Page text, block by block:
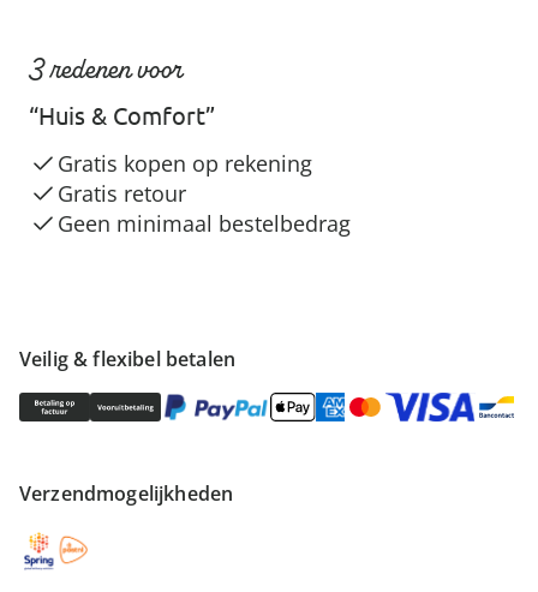
Veilig & flexibel betalen
Verzendmogelijkheden
3 redenen voor
“Huis & Comfort”
Gratis kopen op rekening
Gratis retour
Geen minimaal bestelbedrag